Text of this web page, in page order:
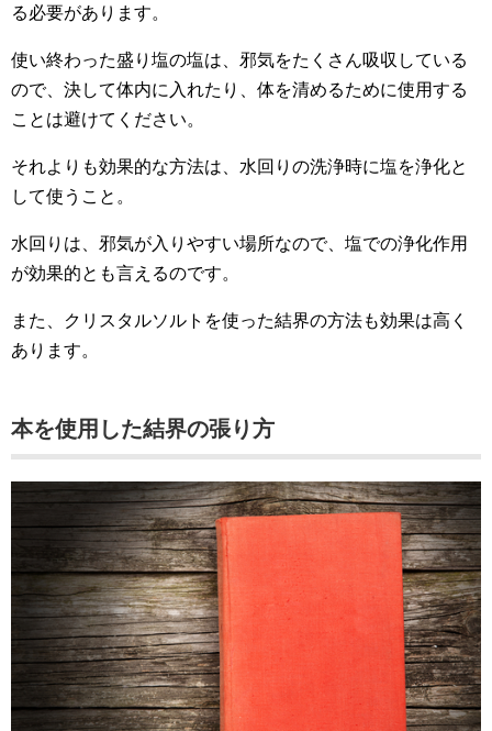
る必要があります。
使い終わった盛り塩の塩は、邪気をたくさん吸収している
ので、決して体内に入れたり、体を清めるために使用する
ことは避けてください。
それよりも効果的な方法は、水回りの洗浄時に塩を浄化と
して使うこと。
水回りは、邪気が入りやすい場所なので、塩での浄化作用
が効果的とも言えるのです。
また、クリスタルソルトを使った結界の方法も効果は高く
あります。
本を使用した結界の張り方